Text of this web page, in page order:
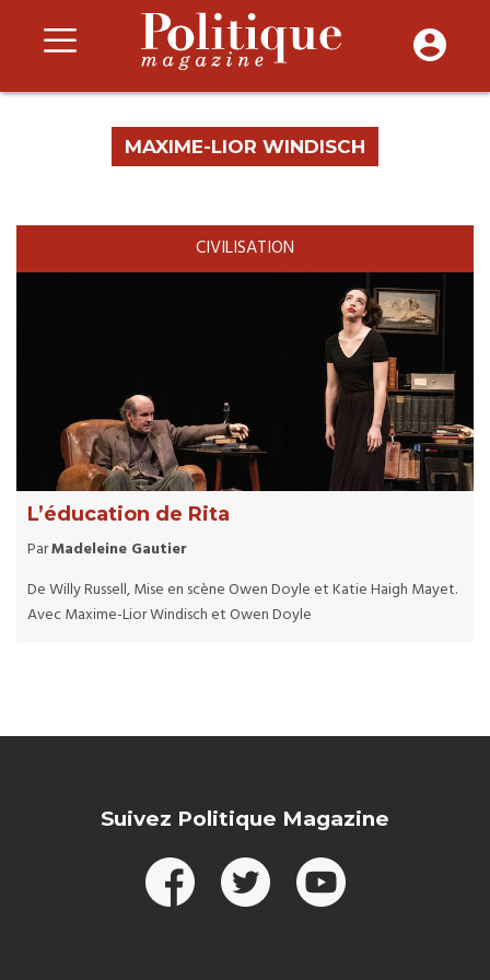
MAXIME-LIOR WINDISCH
CIVILISATION
L’éducation de Rita
ParMadeleine Gautier
De Willy Russell, Mise en scène Owen Doyle et Katie Haigh Mayet.
Avec Maxime-Lior Windisch et Owen Doyle
Suivez Politique Magazine